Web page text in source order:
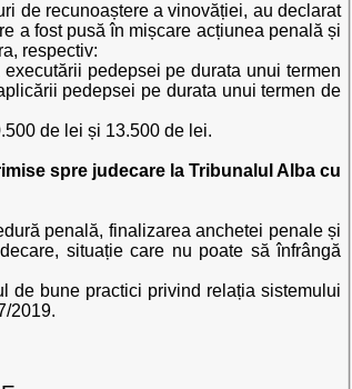
de recunoaștere a vinovăției, au declarat
a fost pusă în mișcare acțiunea penală și
respectiv:
pedepsei pe durata unui termen
pedepsei pe durata unui termen de
de lei și 13.500 de lei.
spre judecare la Tribunalul Alba cu
penală, finalizarea anchetei penale și
situație care nu poate să înfrângă
de bune practici privind relația sistemului
2019.